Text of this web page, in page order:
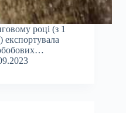
році (з 1
експортувала